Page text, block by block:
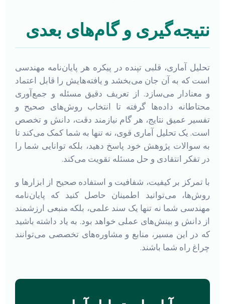
نتیجه‌گیری و گام‌های بعدی
تحلیل آماری، قلبی تپنده در پیکره هر پایان‌نامه مهندسی
است که به آن جان می‌بخشد و یافته‌هایش را قابل اعتماد
و معنادار می‌سازد. از تعریف دقیق مسئله و جمع‌آوری
محتاطانه داده‌ها گرفته تا انتخاب روش‌های صحیح و
تفسیر عمیق نتایج، هر گام نیازمند دقت، دانش و تخصص
است. یک تحلیل آماری قوی، نه تنها به شما کمک می‌کند تا
به سوالات پژوهش خود پاسخ دهید، بلکه توانایی شما را
در تفکر انتقادی و حل مسئله تقویت می‌کند.
با تمرکز بر کیفیت، شفافیت و استفاده صحیح از ابزارها و
روش‌ها، می‌توانید اطمینان حاصل کنید که پایان‌نامه
مهندسی شما نه تنها یک سند علمی، بلکه منبعی ارزشمند
از دانش و بینش‌های عملی خواهد بود. به یاد داشته باشید
که در این مسیر، منابع و مشاوره‌های تخصصی می‌توانند
چراغ راه شما باشند.